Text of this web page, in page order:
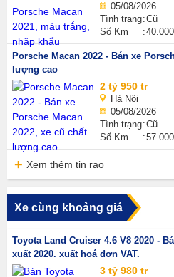
05/08/2026
Tình trạng Cũ
Số Km
Porsche Macan 2022 - Bán xe
lượng cao
2 tỷ 950 tr
Hà Nội
05/08/2026
Tình trạng Cũ
Số Km
Xem thêm tin rao
Xe cùng khoảng giá
Toyota Land Cruiser 4.6 V8 2020 -
xuất 2020. xuất hoá đơn VAT.
3 tỷ 980 tr